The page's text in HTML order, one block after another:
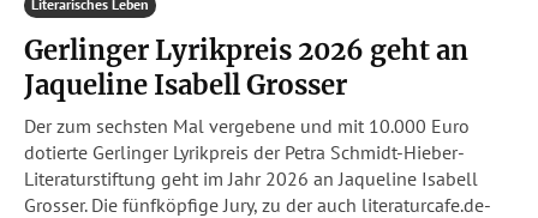
Literarisches Leben
Gerlinger Lyrikpreis 2026 geht an
Jaqueline Isabell Grosser
Der zum sechsten Mal vergebene und mit 10.000 Euro
dotierte Gerlinger Lyrikpreis der Petra Schmidt-Hieber-
Literaturstiftung geht im Jahr 2026 an Jaqueline Isabell
Grosser. Die fünfköpfige Jury, zu der auch literaturcafe.de-